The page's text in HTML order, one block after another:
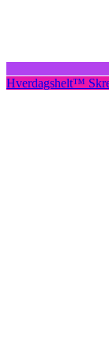
Hverdagshelt™